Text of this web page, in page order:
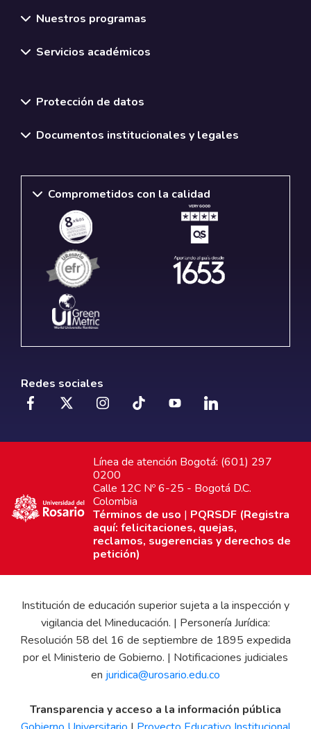
Nuestros programas
Servicios académicos
Protección de datos
Documentos institucionales y legales
Comprometidos con la calidad
Redes sociales
Línea de atención Bogotá: (601) 297
0200
Calle 12C Nº 6-25 - Bogotá D.C.
Colombia
Términos de uso | PQRSDF (Registra
aquí: felicitaciones, quejas,
reclamos, sugerencias y derechos de
petición)
Institución de educación superior sujeta a la inspección y
vigilancia del Mineducación. | Personería Jurídica:
Resolución 58 del 16 de septiembre de 1895 expedida
por el Ministerio de Gobierno. | Notificaciones judiciales
en juridica@urosario.edu.co
Transparencia y acceso a la información pública